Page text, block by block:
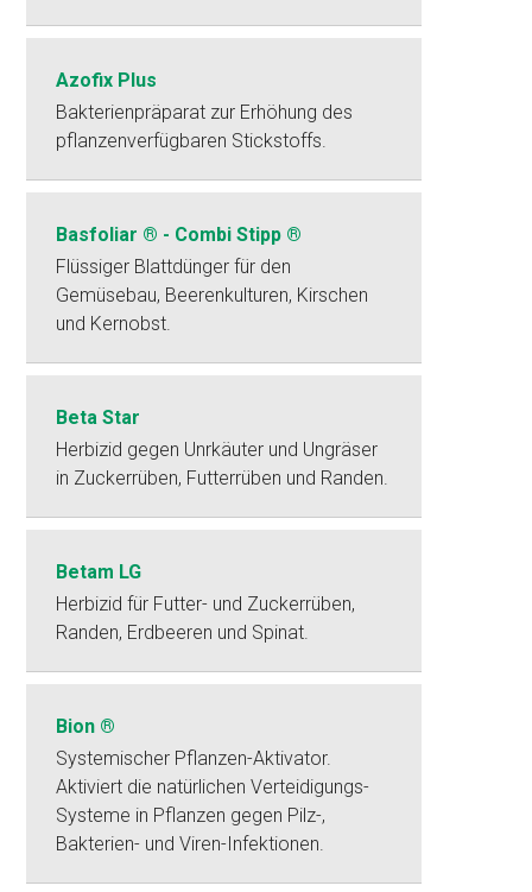
Azofix Plus
Bakterienpräparat zur Erhöhung des
pflanzenverfügbaren Stickstoffs.
Basfoliar ® - Combi Stipp ®
Flüssiger Blattdünger für den
Gemüsebau, Beerenkulturen, Kirschen
und Kernobst.
Beta Star
Herbizid gegen Unrkäuter und Ungräser
in Zuckerrüben, Futterrüben und Randen.
Betam LG
Herbizid für Futter- und Zuckerrüben,
Randen, Erdbeeren und Spinat.
Bion ®
Systemischer Pflanzen-Aktivator.
Aktiviert die natürlichen Verteidigungs-
Systeme in Pflanzen gegen Pilz-,
Bakterien- und Viren-Infektionen.